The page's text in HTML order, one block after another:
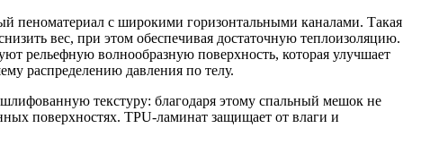
пеноматериал с широкими горизонтальными каналами. Такая
вес, при этом обеспечивая достаточную теплоизоляцию.
рельефную волнообразную поверхность, которая улучшает
распределению давления по телу.
текстуру: благодаря этому спальный мешок не
поверхностях. TPU-ламинат защищает от влаги и